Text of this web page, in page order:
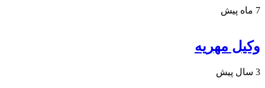
7 ماه پیش
وکیل مهریه
3 سال پیش